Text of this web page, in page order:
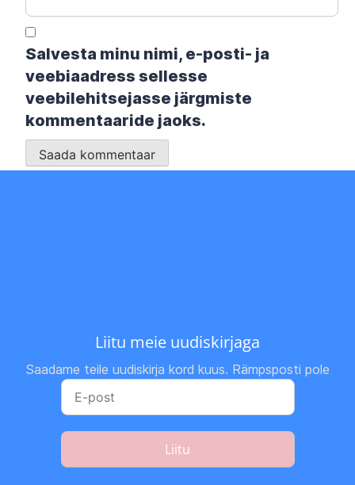
Salvesta minu nimi, e-posti- ja
veebiaadress sellesse
veebilehitsejasse järgmiste
kommentaaride jaoks.
Liitu meie uudiskirjaga
Saadame teile uudiskirja kord kuus. Rämpsposti pole
Liitu